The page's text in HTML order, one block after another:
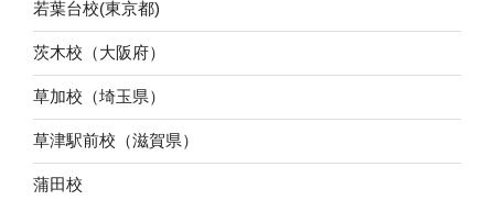
若葉台校(東京都)
茨木校（大阪府）
草加校（埼玉県）
草津駅前校（滋賀県）
蒲田校